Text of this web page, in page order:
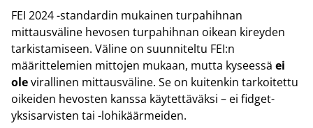
FEI 2024 -standardin mukainen turpahihnan
mittausväline hevosen turpahihnan oikean kireyden
tarkistamiseen. Väline on suunniteltu FEI:n
määrittelemien mittojen mukaan, mutta kyseessä ei
olevirallinen mittausväline. Se on kuitenkin tarkoitettu
oikeiden hevosten kanssa käytettäväksi – ei fidget-
yksisarvisten tai -lohikäärmeiden.